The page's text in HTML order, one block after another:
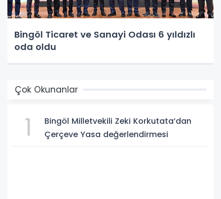
Bingöl Ticaret ve Sanayi Odası 6 yıldızlı
oda oldu
Çok Okunanlar
1
Bingöl Milletvekili Zeki Korkutata’dan
Çerçeve Yasa değerlendirmesi